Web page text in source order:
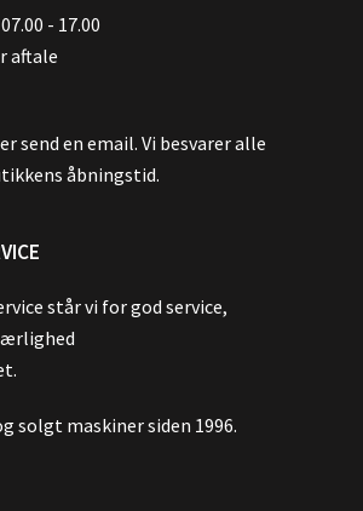
- 17.00
aftale
send en email. Vi besvarer alle
åbningstid.
står vi for god service,
solgt maskiner siden 1996.